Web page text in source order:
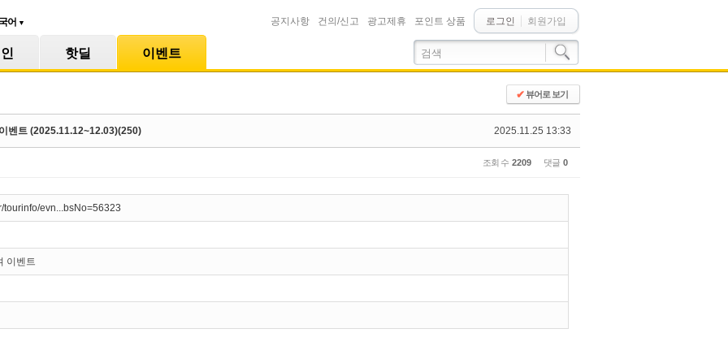
어 ▼ 로그인 회원가입
공지사항 건의/신고 광고제휴 포인트 상품
핫딜 이벤트
✔뷰어로 보기
2025.11.25 13:33
벤트 (2025.11.12~12.03)(250)
조회 수 2209 댓글 0
tourinfo/evn...bsNo=56323
이벤트